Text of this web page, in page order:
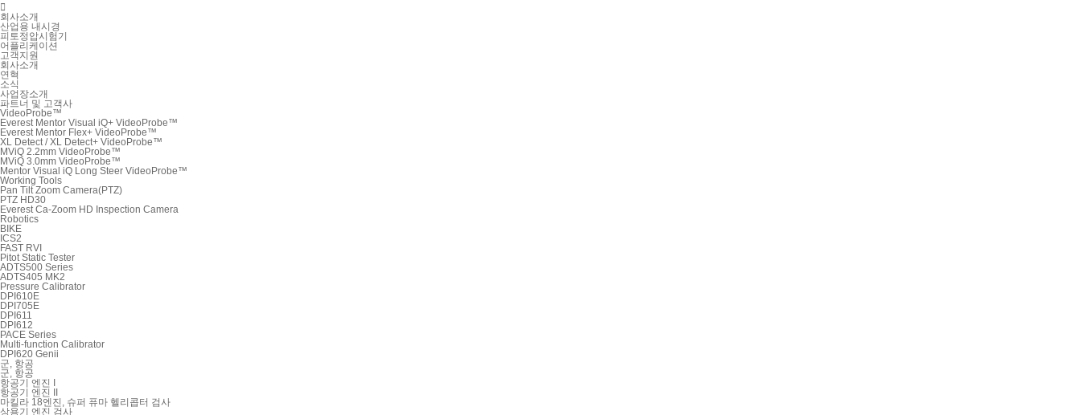

회사소개
산업용 내시경
피토정압시험기
어플리케이션
고객지원
회사소개
연혁
소식
사업장소개
파트너 및 고객사
VideoProbe™
Everest Mentor Visual iQ+ VideoProbe™
Everest Mentor Flex+ VideoProbe™
XL Detect / XL Detect+ VideoProbe™
MViQ 2.2mm VideoProbe™
MViQ 3.0mm VideoProbe™
Mentor Visual iQ Long Steer VideoProbe™
Working Tools
Pan Tilt Zoom Camera(PTZ)
PTZ HD30
Everest Ca-Zoom HD Inspection Camera
Robotics
BIKE
ICS2
FAST RVI
Pitot Static Tester
ADTS500 Series
ADTS405 MK2
Pressure Calibrator
DPI610E
DPI705E
DPI611
DPI612
PACE Series
Multi-function Calibrator
DPI620 Genii
군, 항공
군, 항공
항공기 엔진 I
항공기 엔진 II
마킬라 18엔진, 슈퍼 퓨마 헬리콥터 검사
상용기 엔진 검사